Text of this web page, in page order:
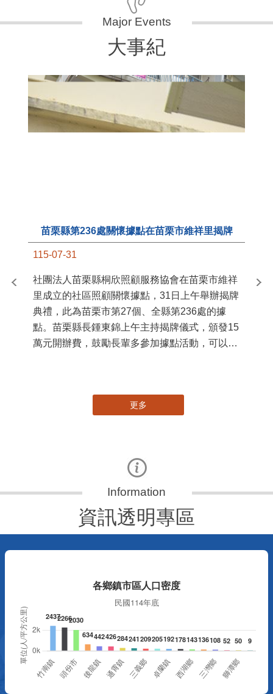
大事紀
苗栗縣第236處關懷據點在苗栗市維祥里揭牌
115-07-31
社團法人苗栗縣桐欣照顧服務協會在苗栗市維祥
里成立的社區照顧關懷據點，31日上午舉辦揭牌
典禮，此為苗栗市第27個、全縣第236處的據
點。苗栗縣長鍾東錦上午主持揭牌儀式，頒發15
萬元開辦費，鼓勵長輩多參加據點活動，可以更
更多
資訊透明專區